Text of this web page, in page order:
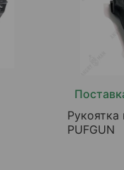
Рукоятка
PUFGUN